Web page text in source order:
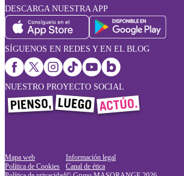
DESCARGA NUESTRA APP
SÍGUENOS EN REDES Y EN EL BLOG
NUESTRO PROYECTO SOCIAL
Mapa web
Política de Cookies
Información legal
Canal de ética